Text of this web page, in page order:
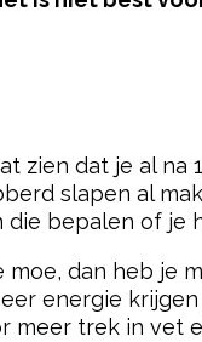
zien dat je al na
slapen al
bepalen of je
dan heb je
energie
trek in vet